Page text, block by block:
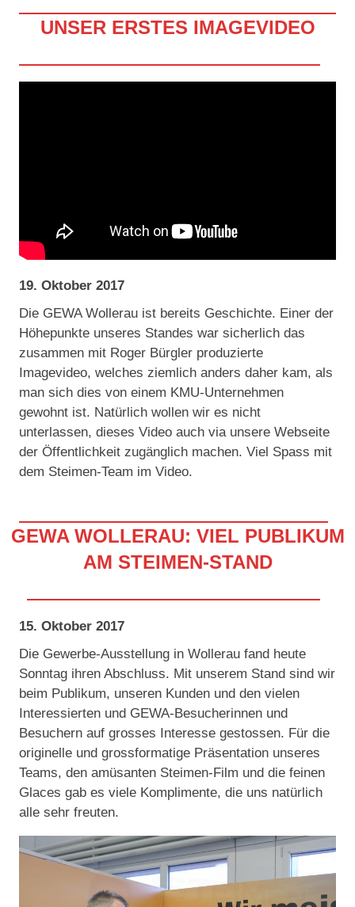
UNSER ERSTES IMAGEVIDEO
19. Oktober 2017
Die GEWA Wollerau ist bereits Geschichte. Einer der
Höhepunkte unseres Standes war sicherlich das
zusammen mit Roger Bürgler produzierte
Imagevideo, welches ziemlich anders daher kam, als
man sich dies von einem KMU-Unternehmen
gewohnt ist. Natürlich wollen wir es nicht
unterlassen, dieses Video auch via unsere Webseite
der Öffentlichkeit zugänglich machen. Viel Spass mit
dem Steimen-Team im Video.
GEWA WOLLERAU: VIEL PUBLIKUM
AM STEIMEN-STAND
15. Oktober 2017
Die Gewerbe-Ausstellung in Wollerau fand heute
Sonntag ihren Abschluss. Mit unserem Stand sind wir
beim Publikum, unseren Kunden und den vielen
Interessierten und GEWA-Besucherinnen und
Besuchern auf grosses Interesse gestossen. Für die
originelle und grossformatige Präsentation unseres
Teams, den amüsanten Steimen-Film und die feinen
Glaces gab es viele Komplimente, die uns natürlich
alle sehr freuten.